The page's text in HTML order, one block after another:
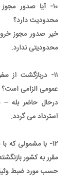
۱۰- آیا صدور
محدودیت دارد؟
خیر صدور مجوز
محدودیتی ندارد.
۱۱- دربازگشت از
عمومی الزامی است؟
درحال حاضر بله –
استرداد می گردد.
۱۲- با مشمولی که
مقرر به کشور
حسب مورد ضبط